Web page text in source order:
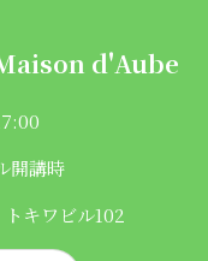
d'Aube
開講時
キワビル102